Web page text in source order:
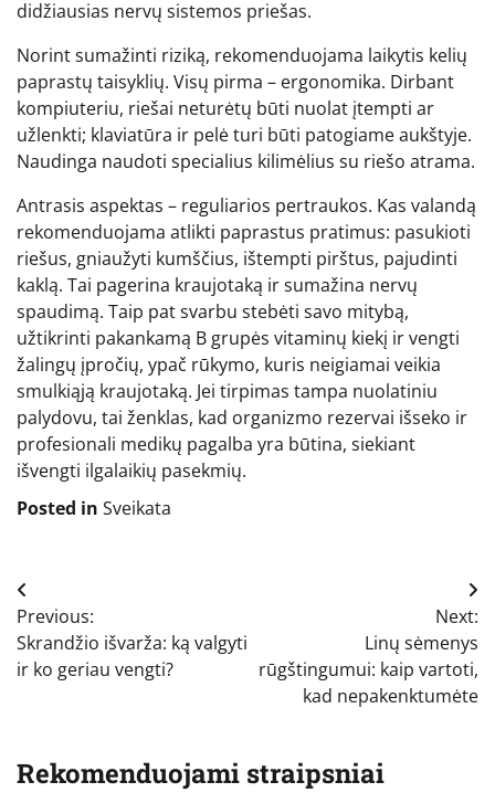
didžiausias nervų sistemos priešas.
Norint sumažinti riziką, rekomenduojama laikytis kelių
paprastų taisyklių. Visų pirma – ergonomika. Dirbant
kompiuteriu, riešai neturėtų būti nuolat įtempti ar
užlenkti; klaviatūra ir pelė turi būti patogiame aukštyje.
Naudinga naudoti specialius kilimėlius su riešo atrama.
Antrasis aspektas – reguliarios pertraukos. Kas valandą
rekomenduojama atlikti paprastus pratimus: pasukioti
riešus, gniaužyti kumščius, ištempti pirštus, pajudinti
kaklą. Tai pagerina kraujotaką ir sumažina nervų
spaudimą. Taip pat svarbu stebėti savo mitybą,
užtikrinti pakankamą B grupės vitaminų kiekį ir vengti
žalingų įpročių, ypač rūkymo, kuris neigiamai veikia
smulkiąją kraujotaką. Jei tirpimas tampa nuolatiniu
palydovu, tai ženklas, kad organizmo rezervai išseko ir
profesionali medikų pagalba yra būtina, siekiant
išvengti ilgalaikių pasekmių.
Posted in Sveikata
Navigacija
tarp
įrašų
Previous:
Skrandžio išvarža: ką valgyti
ir ko geriau vengti?
Next:
Linų sėmenys
rūgštingumui: kaip vartoti,
kad nepakenktumėte
Rekomenduojami straipsniai